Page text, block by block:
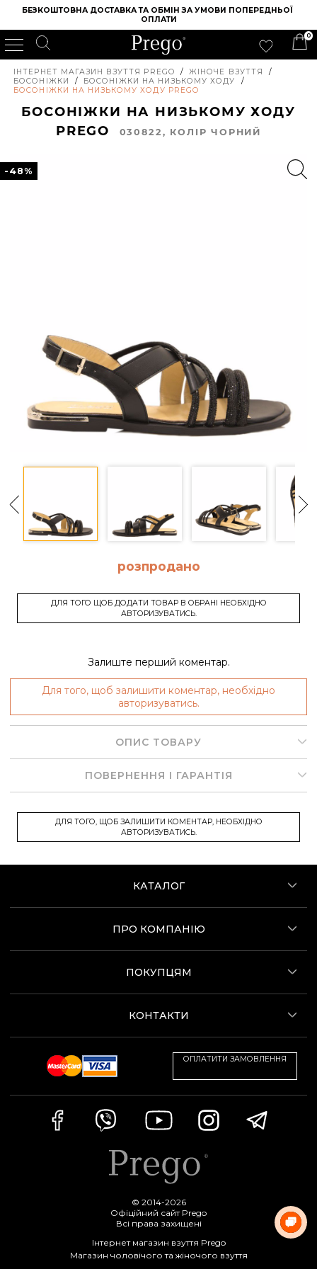
БЕЗКОШТОВНА ДОСТАВКА ТА ОБМІН ЗА УМОВИ ПОПЕРЕДНЬОЇ
ОПЛАТИ
0
ІНТЕРНЕТ МАГАЗИН ВЗУТТЯ PREGO / ЖІНОЧЕ ВЗУТТЯ
/
БОСОНІЖКИ
/ БОСОНІЖКИ НА НИЗЬКОМУ ХОДУ
/
БОСОНІЖКИ НА НИЗЬКОМУ ХОДУ PREGO
БОСОНІЖКИ НА НИЗЬКОМУ ХОДУ
PREGO
030822, КОЛIР ЧОРНИЙ
-48%
розпродано
ДЛЯ ТОГО ЩОБ ДОДАТИ ТОВАР В ОБРАНІ НЕОБХІДНО
АВТОРИЗУВАТИСЬ.
Залиште перший коментар.
Для того, щоб залишити коментар, необхідно
авторизуватись.
ОПИС ТОВАРУ
ПОВЕРНЕННЯ І ГАРАНТІЯ
ДЛЯ ТОГО, ЩОБ ЗАЛИШИТИ КОМЕНТАР, НЕОБХІДНО
АВТОРИЗУВАТИСЬ.
КАТАЛОГ
ПРО КОМПАНІЮ
ПОКУПЦЯМ
КОНТАКТИ
ОПЛАТИТИ ЗАМОВЛЕННЯ
© 2014-2026
Офіційний сайт Prego
Всі права захищені
Інтернет магазин взуття Prego
Магазин чоловічого та жіночого взуття